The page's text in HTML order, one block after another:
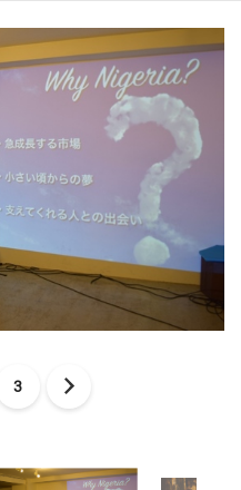
3